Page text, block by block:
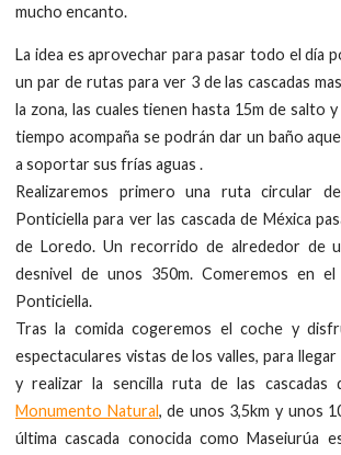
mucho encanto.
La idea es aprovechar para pasar todo el día
un par de rutas para ver 3 de las cascadas
la zona, las cuales tienen hasta 15m de salto
tiempo acompaña se podrán dar un baño
a soportar sus frías aguas .
Realizaremos primero una ruta circular
Ponticiella para ver las cascada de Méxica
de Loredo. Un recorrido de alrededor de
desnivel de unos 350m. Comeremos en
Ponticiella.
Tras la comida cogeremos el coche y
espectaculares vistas de los valles, para
y realizar la sencilla ruta de las cascadas
Monumento Natural, de unos 3,5km y unos
última cascada conocida como Maseiurúa